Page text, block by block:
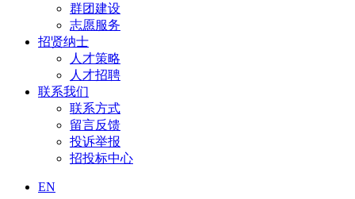
群团建设
志愿服务
招贤纳士
人才策略
人才招聘
联系我们
联系方式
留言反馈
投诉举报
招投标中心
EN